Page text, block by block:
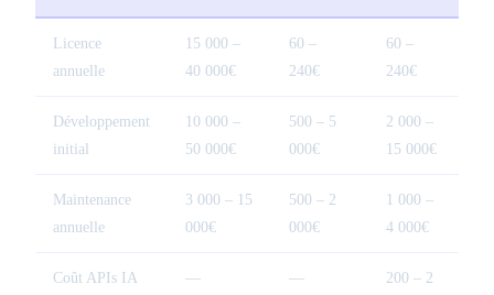
Licence
annuelle
15 000 –
40 000€
60 –
240€
60 –
240€
Développement
initial
10 000 –
50 000€
500 – 5
000€
2 000 –
15 000€
Maintenance
annuelle
3 000 – 15
000€
500 – 2
000€
1 000 –
4 000€
Coût APIs IA — —
200 – 2